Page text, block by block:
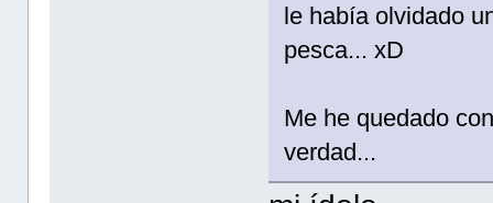
le había olvidado
pesca... xD
Me he quedado
verdad...